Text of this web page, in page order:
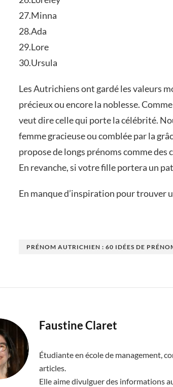
27.Minna
28.Ada
29.Lore
30.Ursula
Les Autrichiens ont gardé les valeurs
précieux ou encore la noblesse.
veut dire celle qui porte la célébrité.
femme gracieuse ou comblée par la
propose de longs prénoms comme des
En revanche, si votre fille portera un
En manque d’inspiration pour trouver
PRÉNOM AUTRICHIEN : 60 IDÉES DE
Faustine Claret
Étudiante en école de management,
articles.
Elle aime divulguer des informations